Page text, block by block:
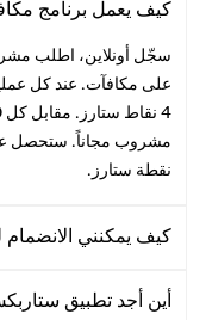
كيف يعمل برنامج
سجّل أونلاين، اطلب
نقطة ستارز.
كيف يمكنني
أين أجد تطبيق